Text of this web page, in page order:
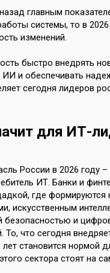
главным
системы, то в
изменений.
быстро внедрять
ИИ и обеспечивать
сегодня лидеров
для ИТ-
России в 2026 году
ИТ. Банки и
где формируются
искусственным
безопасностью и
То, что сегодня
лет становится нормой
сектора стоят на